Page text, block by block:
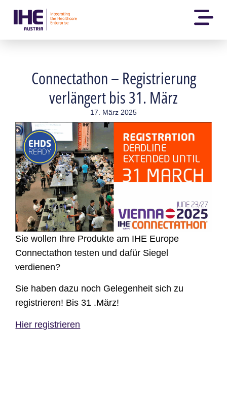
Connectathon – Registrierung
verlängert bis 31. März
17. März 2025
Sie wollen Ihre Produkte am IHE Europe
Connectathon testen und dafür Siegel
verdienen?
Sie haben dazu noch Gelegenheit sich zu
registrieren! Bis 31 .März!
Hier registrieren